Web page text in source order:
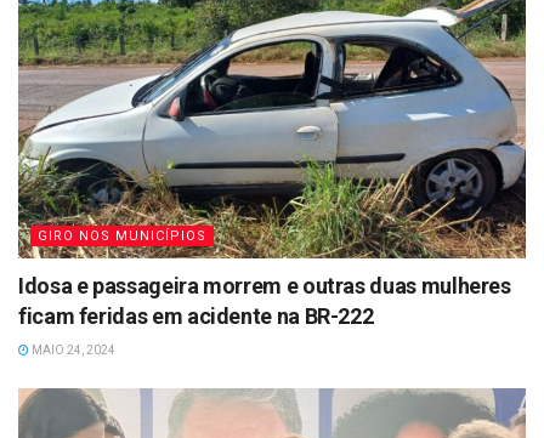
GIRO NOS MUNICÍPIOS
Idosa e passageira morrem e outras duas mulheres
ficam feridas em acidente na BR-222
MAIO 24, 2024